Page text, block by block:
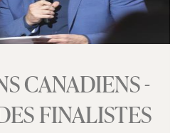
CANADIENS -
FINALISTES